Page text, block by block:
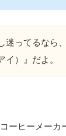
迷ってるなら
イ）』だよ。
ーヒーメーカ